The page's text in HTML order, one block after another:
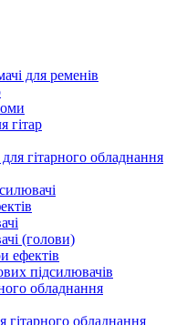
для ременів
гітар
гітарного обладнання
(голови)
ефектів
підсилювачів
обладнання
гітарного обладнання